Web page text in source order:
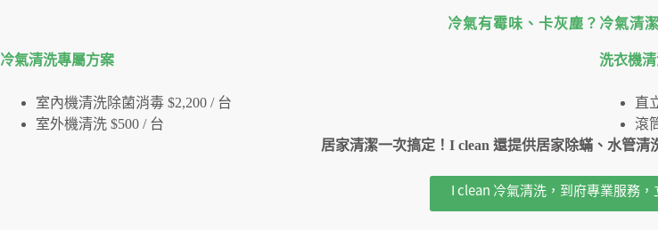
冷氣有霉味、卡灰塵？冷氣清
冷氣清洗專屬⽅案
室內機清洗除菌消毒 $2,200 / 台
室外機清洗 $500 / 台
洗衣機
直
滾
居家清潔一次搞定！I clean 還提供居家除蟎、水管清
I clean 冷氣清洗，到府專業服務，